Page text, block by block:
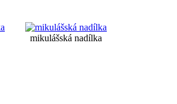
mikulášská nadílka